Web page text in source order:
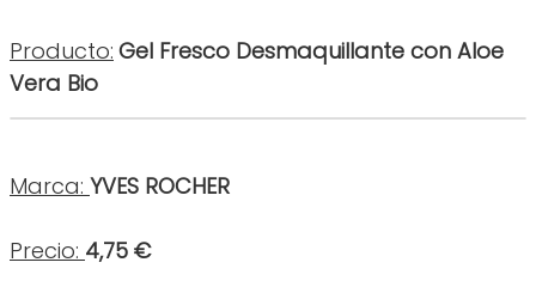
Producto: Gel Fresco Desmaquillante con Aloe
Vera Bio
Marca: YVES ROCHER
Precio: 4,75 €